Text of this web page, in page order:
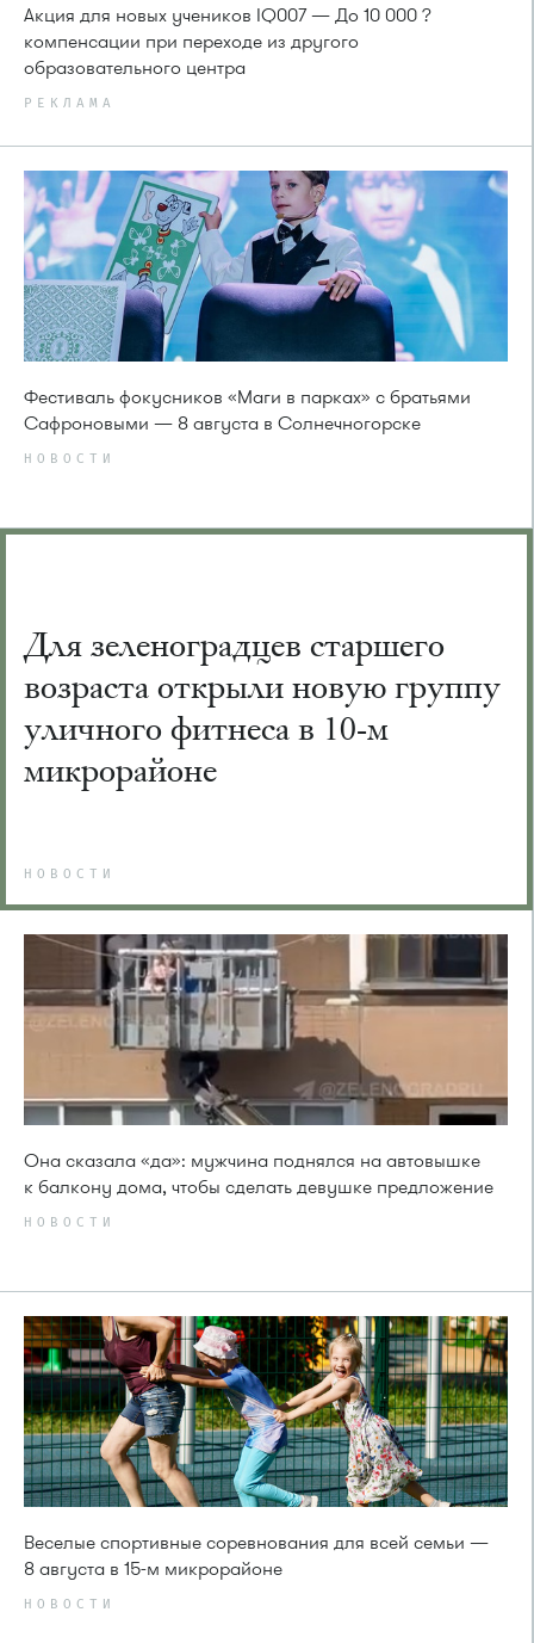
Акция для новых учеников IQ007 — До 10 000 ?
компенсации при переходе из другого
образовательного центра
РЕКЛАМА
Фестиваль фокусников «Маги в парках» с братьями
Сафроновыми — 8 августа в Солнечногорске
НОВОСТИ
Для зеленоградцев старшего
возраста открыли новую группу
уличного фитнеса в 10-м
микрорайоне
НОВОСТИ
Она сказала «да»: мужчина поднялся на автовышке
к балкону дома, чтобы сделать девушке предложение
НОВОСТИ
Веселые спортивные соревнования для всей семьи —
8 августа в 15-м микрорайоне
НОВОСТИ